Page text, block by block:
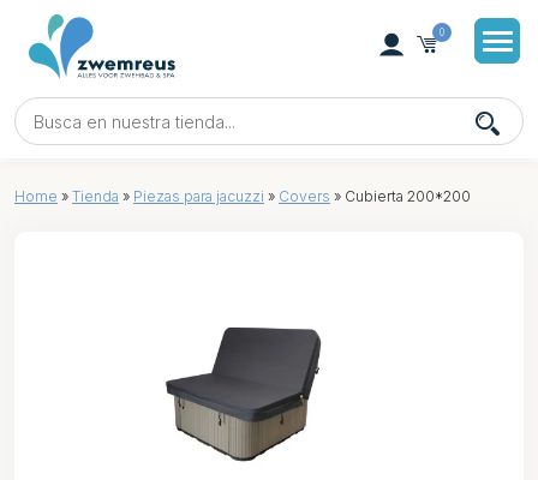
0
Home » Tienda » Piezas para jacuzzi » Covers » Cubierta 200*200